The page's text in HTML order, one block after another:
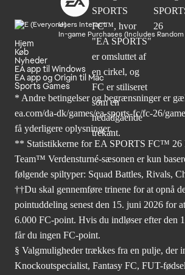
Users Interact
In-game Purchases (Includes
Hjem
Køb
Nyheder
EA app til Windows
EA app og Origin til Mac
Sports Games
* Andre betingelser og begrænsninger er
ea.com/da-dk/games/ea-sports-fc/fc-26/
få yderligere oplysninger.
** Statistikkerne for EA SPORTS FC™ 26
Team™ Verdensturné-sæsonen er kun
følgende spiltyper: Squad Battles, Rivals,
††Du skal gennemføre trinene for at opnå
pointuddeling senest den 15. juni 2026 for
6.000 FC-point. Hvis du indløser efter den
får du ingen FC-point.
§ Valgmuligheder trækkes fra en pulje, der
Knockoutspecialist, Fantasy FC, FUT-